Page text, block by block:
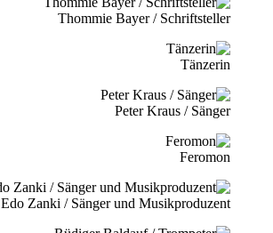
Thommie Bayer / Schriftsteller
Tänzerin
Peter Kraus / Sänger
Feromon
Edo Zanki / Sänger und Musikproduzent